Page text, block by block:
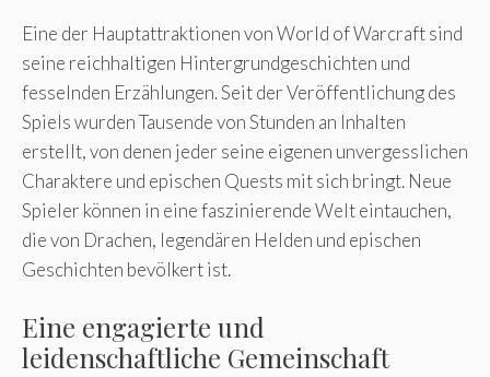
Eine der Hauptattraktionen von World of Warcraft sind
seine reichhaltigen Hintergrundgeschichten und
fesselnden Erzählungen. Seit der Veröffentlichung des
Spiels wurden Tausende von Stunden an Inhalten
erstellt, von denen jeder seine eigenen unvergesslichen
Charaktere und epischen Quests mit sich bringt. Neue
Spieler können in eine faszinierende Welt eintauchen,
die von Drachen, legendären Helden und epischen
Geschichten bevölkert ist.
Eine engagierte und
leidenschaftliche Gemeinschaft